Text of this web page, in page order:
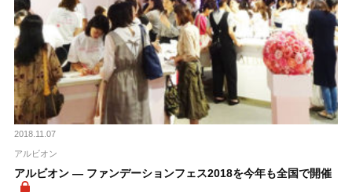
2018.11.07
アルビオン
アルビオン ― ファンデーションフェス2018を今年も全国で開催